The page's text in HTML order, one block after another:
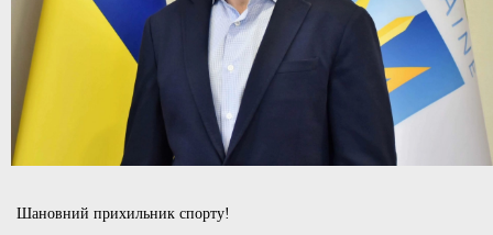
Шановний прихильник спорту!